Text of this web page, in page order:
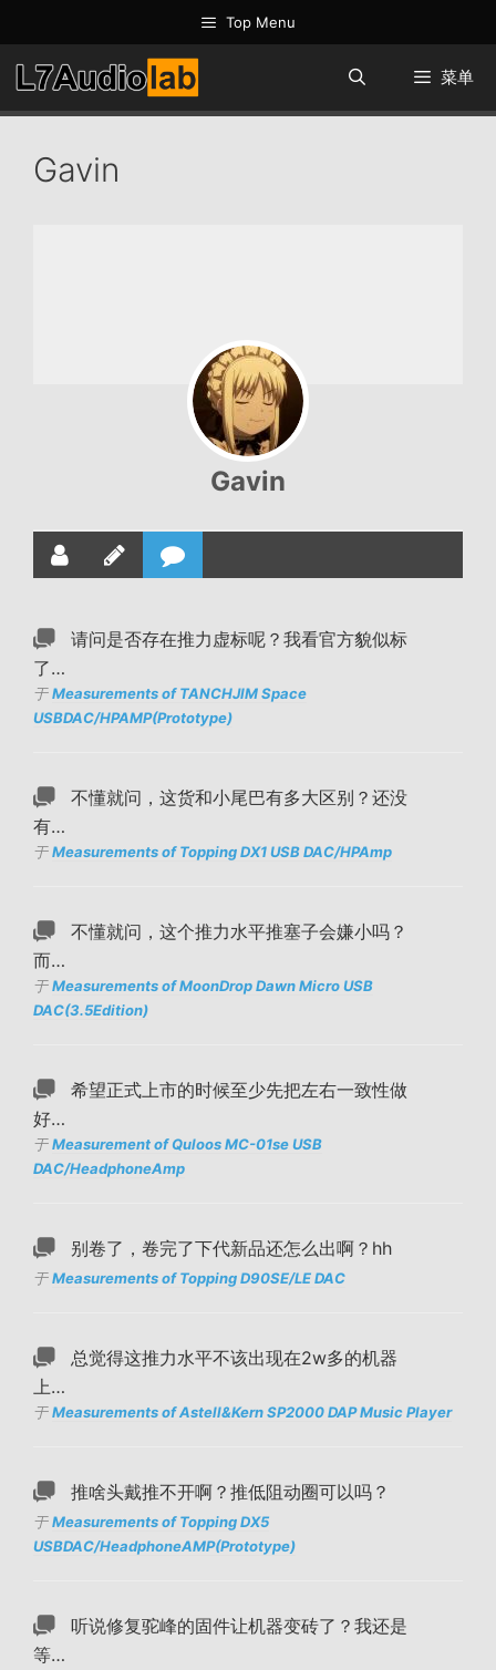
至
内
容
Top Menu
菜单
Gavin
Gavin
请问是否存在推力虚标呢？我看官方貌似标
了…
于Measurements of TANCHJIM Space
USBDAC/HPAMP(Prototype)
不懂就问，这货和小尾巴有多大区别？还没
有…
于Measurements of Topping DX1 USB DAC/HPAmp
不懂就问，这个推力水平推塞子会嫌小吗？
而…
于Measurements of MoonDrop Dawn Micro USB
DAC(3.5Edition)
希望正式上市的时候至少先把左右一致性做
好…
于Measurement of Quloos MC-01se USB
DAC/HeadphoneAmp
别卷了，卷完了下代新品还怎么出啊？hh
于Measurements of Topping D90SE/LE DAC
总觉得这推力水平不该出现在2w多的机器
上…
于Measurements of Astell&Kern SP2000 DAP Music Player
推啥头戴推不开啊？推低阻动圈可以吗？
于Measurements of Topping DX5
USBDAC/HeadphoneAMP(Prototype)
听说修复驼峰的固件让机器变砖了？我还是
等…